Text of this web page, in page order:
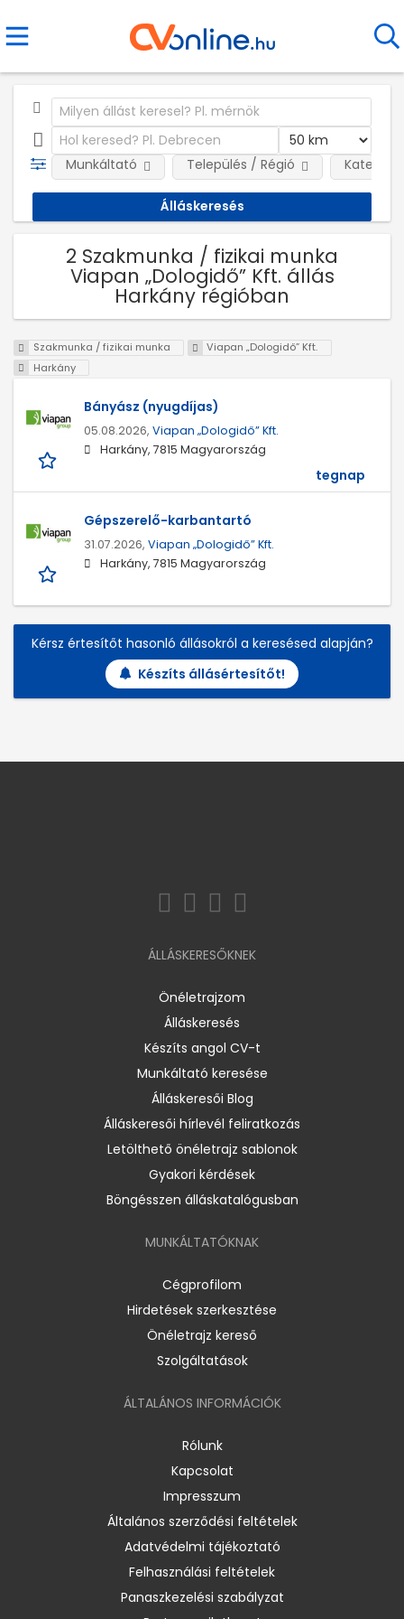
Munkáltató Település / Régió
2 Szakmunka / fizikai munka
Viapan „Dologidő” Kft. állás
Harkány régióban
Szakmunka / fizikai munka
Viapan „Dologidő” Kft.
Harkány
Bányász (nyugdíjas)
05.08.2026, Viapan „Dologidő” Kft.
Harkány, 7815 Magyarország
tegnap
Gépszerelő-karbantartó
31.07.2026, Viapan „Dologidő” Kft.
Harkány, 7815 Magyarország
Kérsz értesítőt hasonló állásokról a keresésed alapján?
Készíts állásértesítőt!
ÁLLÁSKERESŐKNEK
Önéletrajzom
Álláskeresés
Készíts angol CV-t
Munkáltató keresése
Álláskeresői Blog
Álláskeresői hírlevél feliratkozás
Letölthető önéletrajz sablonok
Gyakori kérdések
Böngésszen álláskatalógusban
MUNKÁLTATÓKNAK
Cégprofilom
Hirdetések szerkesztése
Önéletrajz kereső
Szolgáltatások
ÁLTALÁNOS INFORMÁCIÓK
Rólunk
Kapcsolat
Impresszum
Általános szerződési feltételek
Adatvédelmi tájékoztató
Felhasználási feltételek
Panaszkezelési szabályzat